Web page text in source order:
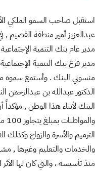
استقبل صاحب السمو الملكي
عبدالعزيز أمير منطقة القصيم ,
مدير عام بنك التنمية
مدير فرع بنك التنمية
منسوبي البنك . وأستمع سموه
الدكتور عبدالله بن
البنك لأبناء هذا الوطن ,
الترميم والأسرة والزواج وكذلك